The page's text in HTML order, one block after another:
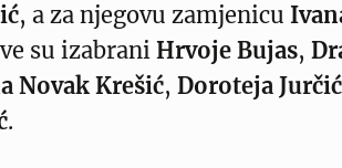
, a za njegovu zamjenicu
su izabrani Hrvoje Bujas,
Novak Krešić, Doroteja Jurčić
.